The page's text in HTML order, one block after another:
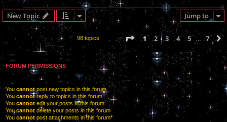
New Topic Jump to
98 topics Page 1of 7
1 2 3 4 5 7
FORUM PERMISSIONS
You cannotpost new topics in this forum
You cannotreply to topics in this forum
You cannot edit your posts in this forum
Youcannot delete your posts in this forum
You cannotpost attachments in this forum